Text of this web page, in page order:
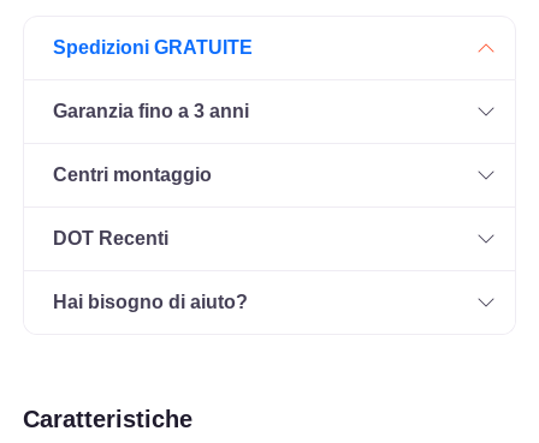
Spedizioni GRATUITE
Garanzia fino a 3 anni
Centri montaggio
DOT Recenti
Hai bisogno di aiuto?
Caratteristiche